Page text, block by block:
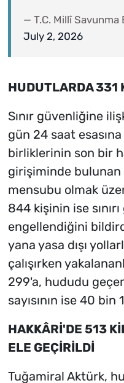
— T.C. Millî Savunma
July 2, 2026
HUDUTLARDA 331
Sınır güvenliğine
gün 24 saat
birliklerinin son bir
girişiminde
mensubu olmak
844 kişinin ise
engellendiğini
yana yasa dışı
çalışırken
299'a, hududu
sayısının ise 40 bin
HAKKÂRİ'DE 513
ELE GEÇİRİLDİ
Tuğamiral Aktürk,